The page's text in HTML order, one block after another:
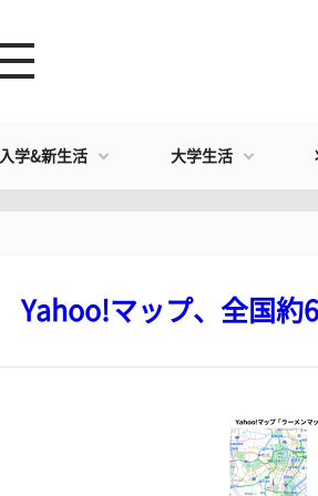
入学&新生活 大学生活
Yahoo!マップ、全国約